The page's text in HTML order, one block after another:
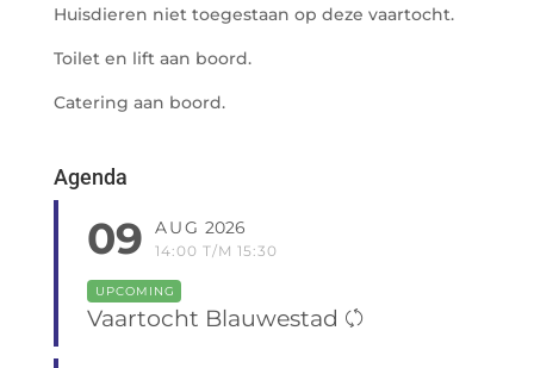
Huisdieren niet toegestaan op deze vaartocht.
Toilet en lift aan boord.
Catering aan boord.
Agenda
09 AUG 2026
14:00 T/M 15:30
UPCOMING
Vaartocht Blauwestad